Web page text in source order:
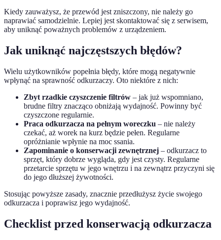
Kiedy zauważysz, że przewód jest zniszczony, nie należy go
naprawiać samodzielnie. Lepiej jest skontaktować się z serwisem,
aby uniknąć poważnych problemów z urządzeniem.
Jak uniknąć najczęstszych błędów?
Wielu użytkowników popełnia błędy, które mogą negatywnie
wpłynąć na sprawność odkurzaczy. Oto niektóre z nich:
Zbyt rzadkie czyszczenie filtrów – jak już wspomniano,
brudne filtry znacząco obniżają wydajność. Powinny być
czyszczone regularnie.
Praca odkurzacza na pełnym woreczku – nie należy
czekać, aż worek na kurz będzie pełen. Regularne
opróżnianie wpłynie na moc ssania.
Zapominanie o konserwacji zewnętrznej – odkurzacz to
sprzęt, który dobrze wygląda, gdy jest czysty. Regularne
przetarcie sprzętu w jego wnętrzu i na zewnątrz przyczyni się
do jego dłuższej żywotności.
Stosując powyższe zasady, znacznie przedłużysz życie swojego
odkurzacza i poprawisz jego wydajność.
Checklist przed konserwacją odkurzacza